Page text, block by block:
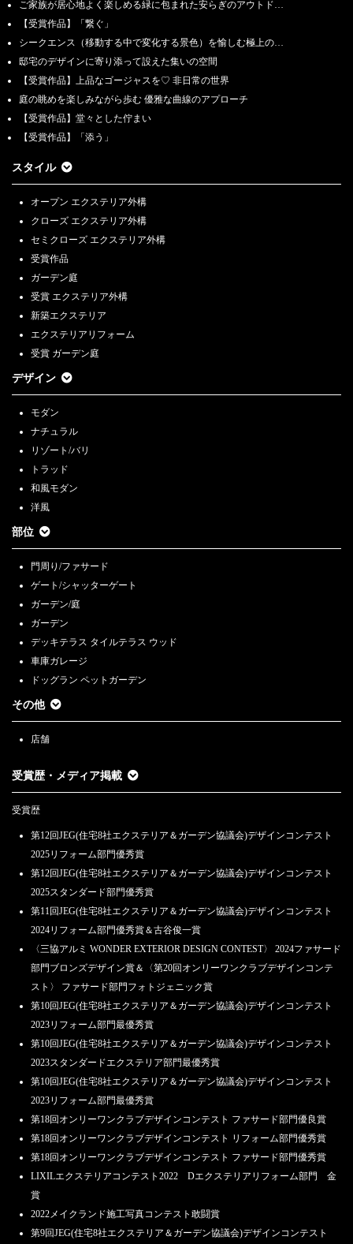
ご家族が居心地よく楽しめる緑に包まれた安らぎのアウトド…
【受賞作品】「繋ぐ」
シークエンス（移動する中で変化する景色）を愉しむ極上の…
邸宅のデザインに寄り添って設えた集いの空間
【受賞作品】上品なゴージャスを♡ 非日常の世界
庭の眺めを楽しみながら歩む 優雅な曲線のアプローチ
【受賞作品】堂々とした佇まい
【受賞作品】「添う」
スタイル
オープン エクステリア外構
クローズ エクステリア外構
セミクローズ エクステリア外構
受賞作品
ガーデン庭
受賞 エクステリア外構
新築エクステリア
エクステリアリフォーム
受賞 ガーデン庭
デザイン
モダン
ナチュラル
リゾート/バリ
トラッド
和風モダン
洋風
部位
門周り/ファサード
ゲート/シャッターゲート
ガーデン/庭
ガーデン
デッキテラス タイルテラス ウッド
車庫ガレージ
ドッグラン ペットガーデン
その他
店舗
受賞歴・メディア掲載
受賞歴
第12回JEG(住宅8社エクステリア＆ガーデン協議会)デザインコンテスト
2025リフォーム部門優秀賞
第12回JEG(住宅8社エクステリア＆ガーデン協議会)デザインコンテスト
2025スタンダード部門優秀賞
第11回JEG(住宅8社エクステリア＆ガーデン協議会)デザインコンテスト
2024リフォーム部門優秀賞＆古谷俊一賞
〈三協アルミ WONDER EXTERIOR DESIGN CONTEST〉 2024ファサード
部門ブロンズデザイン賞＆〈第20回オンリーワンクラブデザインコンテ
スト〉 ファサード部門フォトジェニック賞
第10回JEG(住宅8社エクステリア＆ガーデン協議会)デザインコンテスト
2023リフォーム部門最優秀賞
第10回JEG(住宅8社エクステリア＆ガーデン協議会)デザインコンテスト
2023スタンダードエクステリア部門最優秀賞
第10回JEG(住宅8社エクステリア＆ガーデン協議会)デザインコンテスト
2023リフォーム部門最優秀賞
第18回オンリーワンクラブデザインコンテスト ファサード部門優良賞
第18回オンリーワンクラブデザインコンテスト リフォーム部門優秀賞
第18回オンリーワンクラブデザインコンテスト ファサード部門優秀賞
LIXILエクステリアコンテスト2022 Dエクステリアリフォーム部門 金
賞
2022メイクランド施工写真コンテスト敢闘賞
第9回JEG(住宅8社エクステリア＆ガーデン協議会)デザインコンテスト